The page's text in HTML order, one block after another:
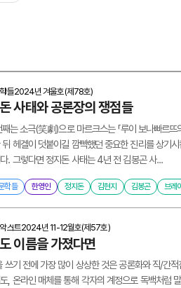
삭제
들2024년 겨울호(제78호)
사태와 공론장의 쟁점들
째는 소극(笑劇)으로 마르크스는 「루이 보나빠르
뒤 헤겔이 덧붙이길 깜빡했던 중요한 진리를 상기
. 그렇다면 정지돈 사태는 4년 전 김봉곤 사...
학들 한영인 정지돈 김현지 김봉곤 브레
스트2024년 11-12월호(제57호)
이름을 가졌다면
쓰기 전에 가장 많이 상상한 것은 공론화와 직/간
, 온라인 매체를 통해 각자의 계정으로 독백처럼